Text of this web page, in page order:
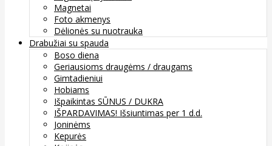
Magnetai
Foto akmenys
Dėlionės su nuotrauka
Drabužiai su spauda
Boso diena
Geriausioms draugėms / draugams
Gimtadieniui
Hobiams
Išpaikintas SŪNUS / DUKRA
IŠPARDAVIMAS! Išsiuntimas per 1 d.d.
Joninėms
Kepurės